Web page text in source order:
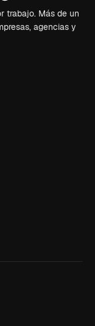
trabajo. Más de un
agencias y